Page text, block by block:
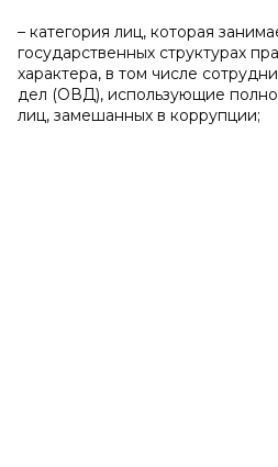
– категория лиц, которая
государственных структурах
характера, в том числе
дел (ОВД), использующие
лиц, замешанных в коррупции;